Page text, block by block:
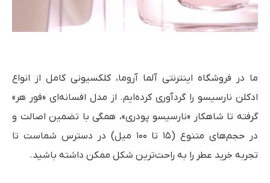
ما در فروشگاه اینترنتی آلما آروما، کلکسیونی کامل از انواع
ادکلن نارسیسو را گردآوری کرده‌ایم. از مدل افسانه‌ای «فور هر»
گرفته تا شاهکار «نارسیسو پودری»، همگی با تضمین اصالت و
در حجم‌های متنوع (۱۵ تا ۱۰۰ میل) در دسترس شماست تا
تجربه خرید عطر را به راحت‌ترین شکل ممکن داشته باشید.